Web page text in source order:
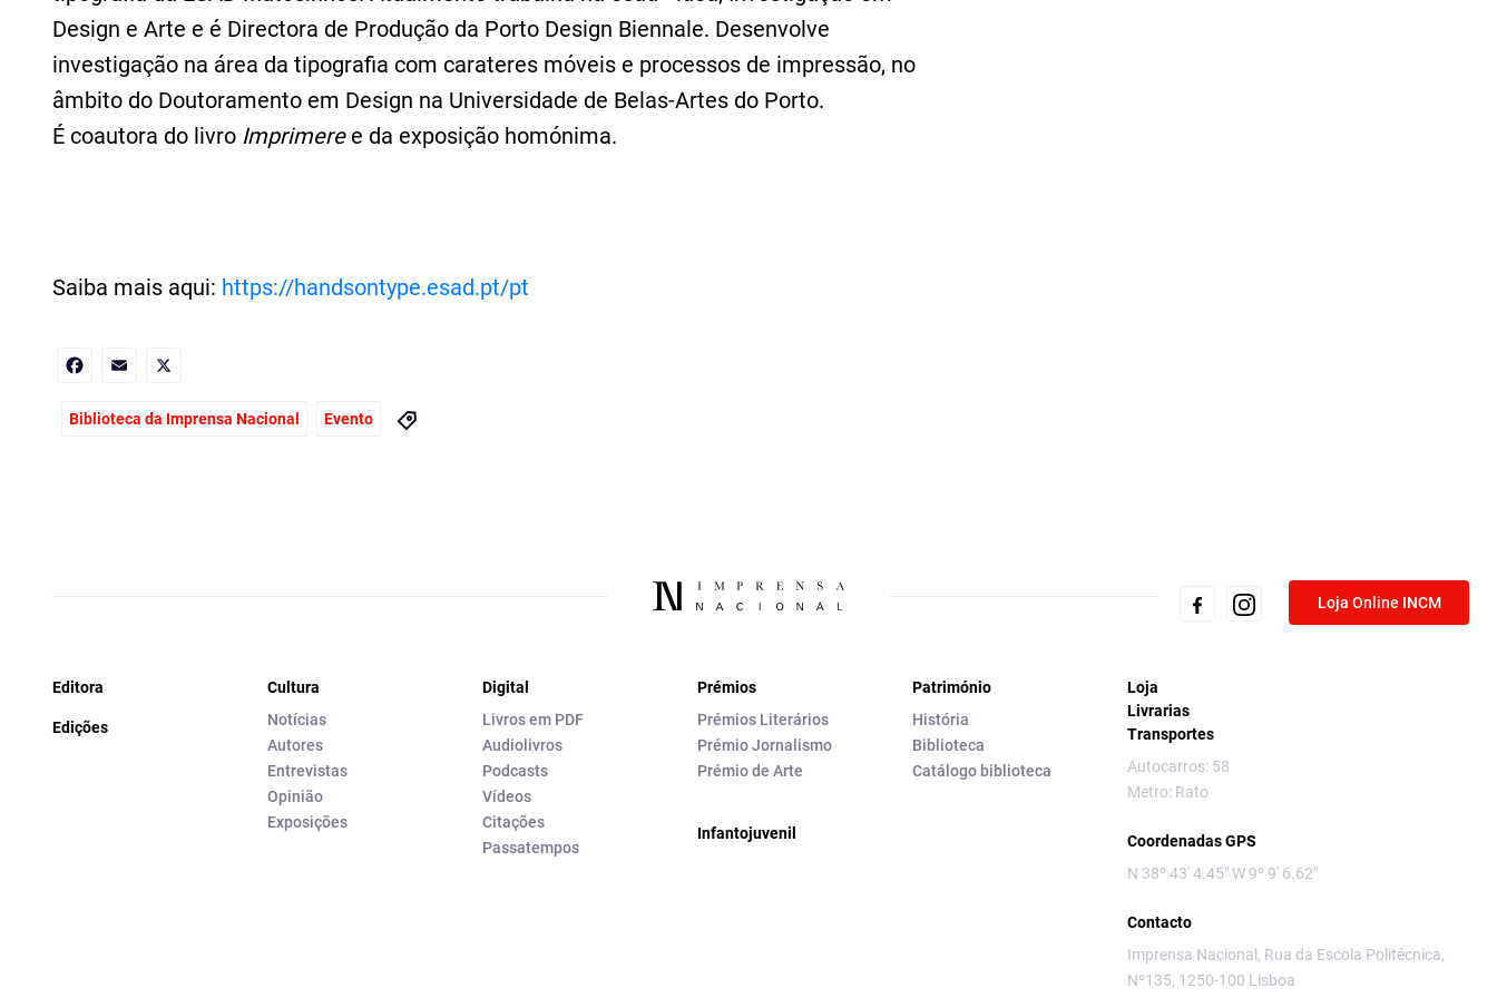
Design e Arte e é Directora de Produção da Porto Design Biennale. Desenvolve
investigação na área da tipografia com carateres móveis e processos de impressão, no
âmbito do Doutoramento em Design na Universidade de Belas-Artes do Porto.
É coautora do livro Imprimere e da exposição homónima.
Saiba mais aqui: https://handsontype.esad.pt/pt
Facebook
Email
X
Biblioteca da Imprensa Nacional Evento
Loja Online INCM
Editora
Edições
Cultura
Notícias
Autores
Entrevistas
Opinião
Exposições
Digital
Livros em PDF
Audiolivros
Podcasts
Vídeos
Citações
Passatempos
Prémios
Prémios Literários
Prémio Jornalismo
Prémio de Arte
Infantojuvenil
Património
História
Biblioteca
Catálogo biblioteca
Loja
Livrarias
Transportes
Autocarros: 58
Metro: Rato
Coordenadas GPS
N 38º 43' 4.45" W 9º 9' 6.62"
Contacto
Imprensa Nacional, Rua da Escola Politécnica,
Nº135, 1250-100 Lisboa